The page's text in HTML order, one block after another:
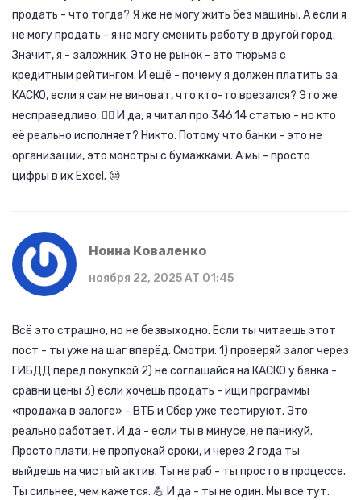
продать - что тогда? Я же не могу жить без машины. А если я
не могу продать - я не могу сменить работу в другой город.
Значит, я - заложник. Это не рынок - это тюрьма с
кредитным рейтингом. И ещё - почему я должен платить за
КАСКО, если я сам не виноват, что кто-то врезался? Это же
несправедливо. 🤷‍♂️ И да, я читал про 346.14 статью - но кто
её реально исполняет? Никто. Потому что банки - это не
организации, это монстры с бумажками. А мы - просто
цифры в их Excel. 😔
Нонна Коваленко
ноября 22, 2025 AT 01:45
Всё это страшно, но не безвыходно. Если ты читаешь этот
пост - ты уже на шаг вперёд. Смотри: 1) проверяй залог через
ГИБДД перед покупкой 2) не соглашайся на КАСКО у банка -
сравни цены 3) если хочешь продать - ищи программы
«продажа в залоге» - ВТБ и Сбер уже тестируют. Это
реально работает. И да - если ты в минусе, не паникуй.
Просто плати, не пропускай сроки, и через 2 года ты
выйдешь на чистый актив. Ты не раб - ты просто в процессе.
Ты сильнее, чем кажется. 💪 И да - ты не один. Мы все тут.